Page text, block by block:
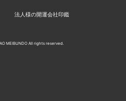
法人様の開運会社印鑑
MEIBUNDO All rights reserved.